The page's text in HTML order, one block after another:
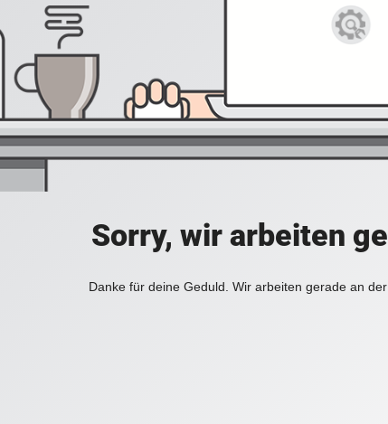
Sorry, wir arbeiten
Danke für deine Geduld. Wir arbeiten gerade an